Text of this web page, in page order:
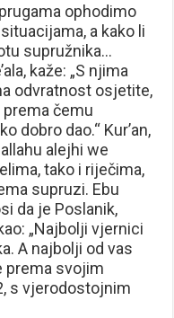
ophodimo
a kako li
supružnika…
kaže: „S njima
odvratnost osjetite,
čemu
dobro dao.“ Kur’an,
alejhi we
tako i riječima,
supruzi. Ebu
da je Poslanik,
„Najbolji vjernici
A najbolji od vas
prema svojim
s vjerodostojnim